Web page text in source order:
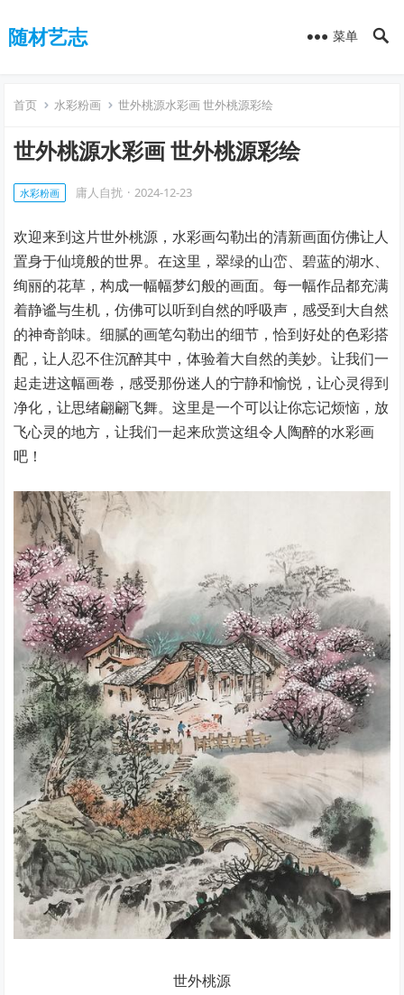
随材艺志 菜单
首页 水彩粉画 世外桃源水彩画 世外桃源彩绘
世外桃源水彩画 世外桃源彩绘
水彩粉画 庸人自扰 · 2024-12-23
欢迎来到这片世外桃源，水彩画勾勒出的清新画面仿佛让人
置身于仙境般的世界。在这里，翠绿的山峦、碧蓝的湖水、
绚丽的花草，构成一幅幅梦幻般的画面。每一幅作品都充满
着静谧与生机，仿佛可以听到自然的呼吸声，感受到大自然
的神奇韵味。细腻的画笔勾勒出的细节，恰到好处的色彩搭
配，让人忍不住沉醉其中，体验着大自然的美妙。让我们一
起走进这幅画卷，感受那份迷人的宁静和愉悦，让心灵得到
净化，让思绪翩翩飞舞。这里是一个可以让你忘记烦恼，放
飞心灵的地方，让我们一起来欣赏这组令人陶醉的水彩画
吧！
世外桃源